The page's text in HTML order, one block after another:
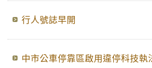
行人號誌早開
中市公車停靠區啟用違停科技執